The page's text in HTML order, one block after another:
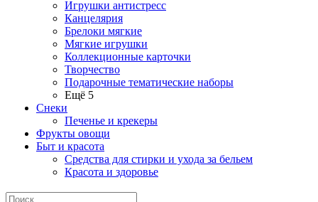
Игрушки антистресс
Канцелярия
Брелоки мягкие
Мягкие игрушки
Коллекционные карточки
Творчество
Подарочные тематические наборы
Ещё 5
Снеки
Печенье и крекеры
Фрукты овощи
Быт и красота
Средства для стирки и ухода за бельем
Красота и здоровье